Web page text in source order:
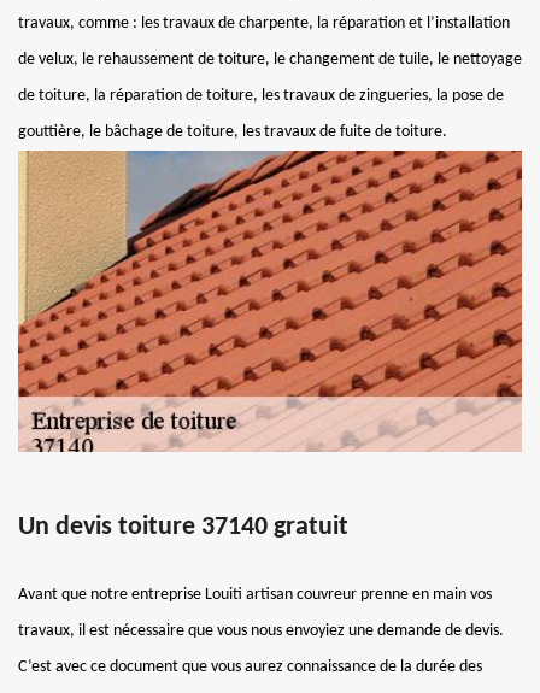
travaux, comme : les travaux de charpente, la réparation et l’installation
de velux, le rehaussement de toiture, le changement de tuile, le nettoyage
de toiture, la réparation de toiture, les travaux de zingueries, la pose de
gouttière, le bâchage de toiture, les travaux de fuite de toiture.
Un devis toiture 37140 gratuit
Avant que notre entreprise Louiti artisan couvreur prenne en main vos
travaux, il est nécessaire que vous nous envoyiez une demande de devis.
C’est avec ce document que vous aurez connaissance de la durée des